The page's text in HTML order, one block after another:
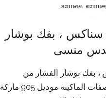
سناكس ، بفك بوشار
منسى
، بفك بوشار الفشار من
المهندس منسى مواصفات الماكينة موديل 905 ماركة